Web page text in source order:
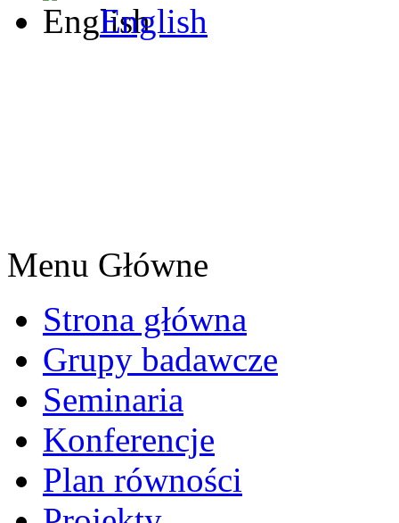
English
Menu Główne
Strona główna
Grupy badawcze
Seminaria
Konferencje
Plan równości